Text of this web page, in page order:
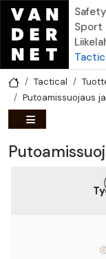
Hyppää pääsisältöön
Safety
Sport
Tactical
Putoamissuojaus